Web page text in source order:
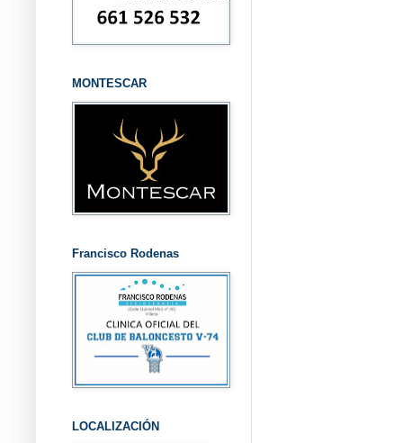
MONTESCAR
Francisco Rodenas
LOCALIZACIÓN